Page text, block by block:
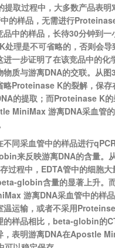
提取过程中，大多数产品表明
的样品，无需进行
品中的样品，长待30分钟到一
理是不可省略的，否则会导
进一步证明了在该竞品中的化
物质与游离DNA的交联。从
略Proteinase K的裂解，保存
的提取；而Proteinase K
MiniMax 游离DNA采血管
不同采血管中的样品进行
来反映游离DNA的含量。
过程中，EDTA管中的细胞
globin含量的显著上升。
游离DNA采血管中的样
温运输，或者不采用
的样品相比，beta-globin的
，表明游离DNA在Apostle